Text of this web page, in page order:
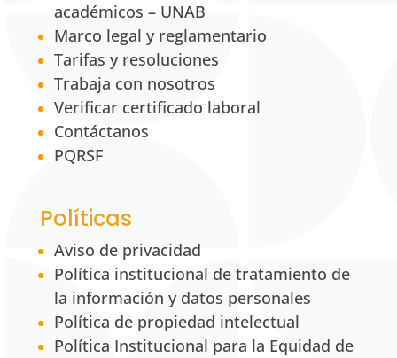
académicos – UNAB
Marco legal y reglamentario
Tarifas y resoluciones
Trabaja con nosotros
Verificar certificado laboral
Contáctanos
PQRSF
Políticas
Aviso de privacidad
Política institucional de tratamiento de
la información y datos personales
Política de propiedad intelectual
Política Institucional para la Equidad de